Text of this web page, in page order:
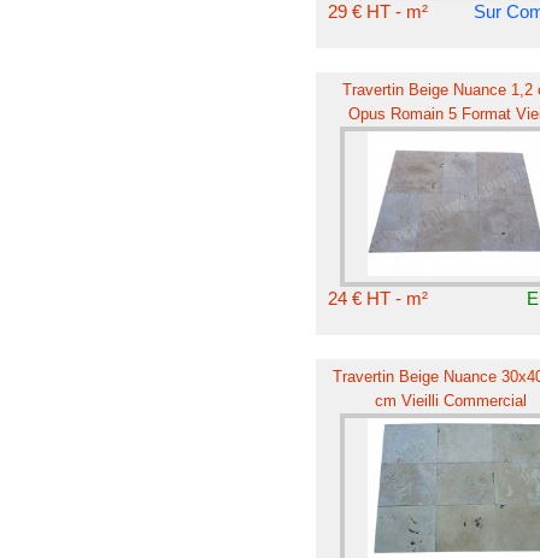
29 € HT - m² Sur
Travertin Beige Nuance 1,2
Opus Romain 5 Format
24 € HT - m²
Travertin Beige Nuance
cm Vieilli Commercial